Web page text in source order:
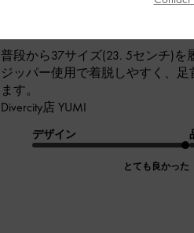
普段から37サイズ(23. 5センチ)を
ジッパー使用で着脱しやすく、
ます。
Divercity店 YUMI
デザイン
とても良かった